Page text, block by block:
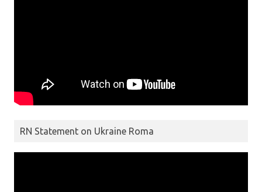
RN Statement on Ukraine Roma